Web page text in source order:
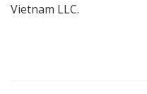
Vietnam LLC.